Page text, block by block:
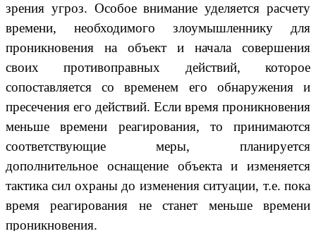
зрения угроз. Особое внимание уделяется расчету
времени, необходимого злоумышленнику для
проникновения на объект и начала совершения
своих противоправных действий, которое
сопоставляется со временем его обнаружения и
пресечения его действий. Если время проникновения
меньше времени реагирования, то принимаются
соответствующие меры, планируется
дополнительное оснащение объекта и изменяется
тактика сил охраны до изменения ситуации, т.е. пока
время реагирования не станет меньше времени
проникновения.